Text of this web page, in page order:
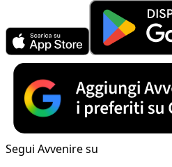
Segui Avvenire su